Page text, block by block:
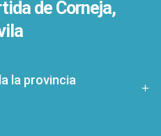
de Corneja,
la provincia